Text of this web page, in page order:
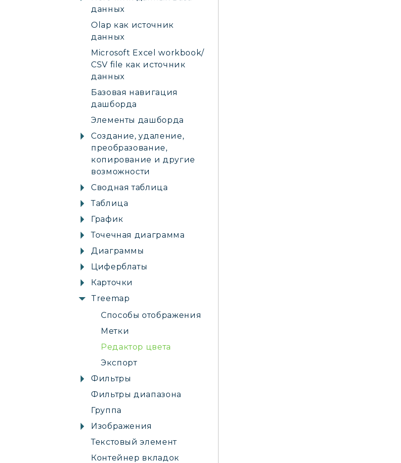
данных
Olap как источник
данных
Microsoft Excel workbook/
CSV file как источник
данных
Базовая навигация
дашборда
Элементы дашборда
Создание, удаление,
преобразование,
копирование и другие
возможности
Сводная таблица
Таблица
График
Точечная диаграмма
Диаграммы
Циферблаты
Карточки
Treemap
Способы отображения
Метки
Редактор цвета
Экспорт
Фильтры
Фильтры диапазона
Группа
Изображения
Текстовый элемент
Контейнер вкладок